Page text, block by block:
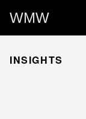
WMW
INSIGHTS